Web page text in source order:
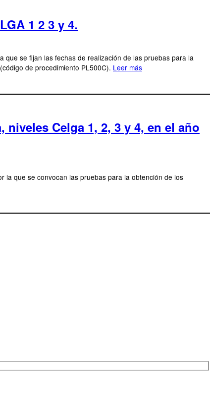
1 2 3 y 4.
se fijan las fechas de realización de las pruebas para la
de procedimiento PL500C). Leer más
Celga 1, 2, 3 y 4, en el año
la que se convocan las pruebas para la obtención de los